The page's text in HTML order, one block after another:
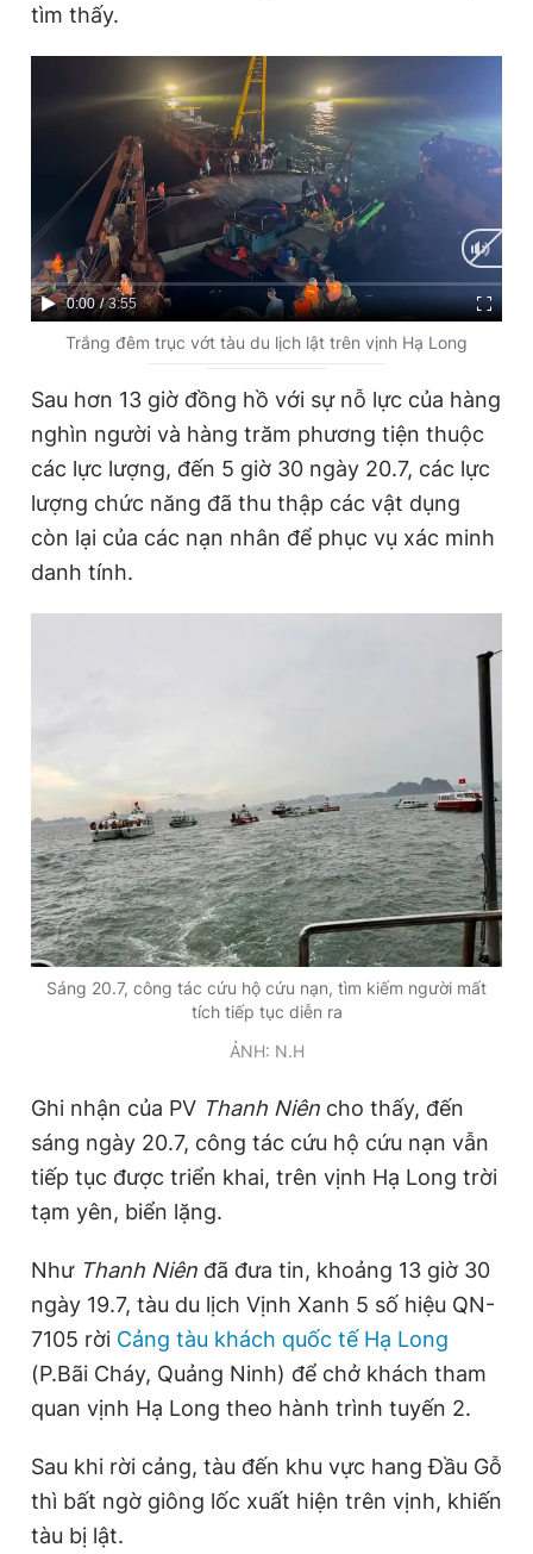
tìm thấy.
C
u
e
n
0:00 / D
u
a
t
i
3:55
Trắng đêm trục vớt tàu du lịch lật trên vịnh Hạ Long
Sau hơn 13 giờ đồng hồ với sự nỗ lực của hàng
nghìn người và hàng trăm phương tiện thuộc
các lực lượng, đến 5 giờ 30 ngày 20.7, các lực
lượng chức năng đã thu thập các vật dụng
còn lại của các nạn nhân để phục vụ xác minh
danh tính.
Sáng 20.7, công tác cứu hộ cứu nạn, tìm kiếm người mất
tích tiếp tục diễn ra
ẢNH: N.H
Ghi nhận của PV Thanh Niên cho thấy, đến
sáng ngày 20.7, công tác cứu hộ cứu nạn vẫn
tiếp tục được triển khai, trên vịnh Hạ Long trời
tạm yên, biển lặng.
Như Thanh Niên đã đưa tin, khoảng 13 giờ 30
ngày 19.7, tàu du lịch Vịnh Xanh 5 số hiệu QN-
7105 rời Cảng tàu khách quốc tế Hạ Long
(P.Bãi Cháy, Quảng Ninh) để chở khách tham
quan vịnh Hạ Long theo hành trình tuyến 2.
Sau khi rời cảng, tàu đến khu vực hang Đầu Gỗ
thì bất ngờ giông lốc xuất hiện trên vịnh, khiến
tàu bị lật.